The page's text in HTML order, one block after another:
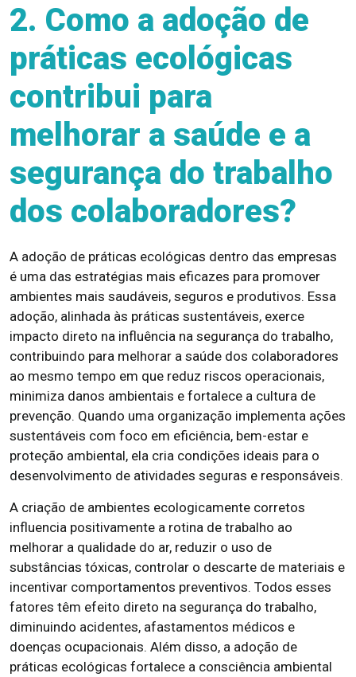
2. Como a adoção de
práticas ecológicas
contribui para
melhorar a saúde e a
segurança do trabalho
dos colaboradores?
A adoção de práticas ecológicas dentro das empresas
é uma das estratégias mais eficazes para promover
ambientes mais saudáveis, seguros e produtivos. Essa
adoção, alinhada às práticas sustentáveis, exerce
impacto direto na influência na segurança do trabalho,
contribuindo para melhorar a saúde dos colaboradores
ao mesmo tempo em que reduz riscos operacionais,
minimiza danos ambientais e fortalece a cultura de
prevenção. Quando uma organização implementa ações
sustentáveis com foco em eficiência, bem-estar e
proteção ambiental, ela cria condições ideais para o
desenvolvimento de atividades seguras e responsáveis.
A criação de ambientes ecologicamente corretos
influencia positivamente a rotina de trabalho ao
melhorar a qualidade do ar, reduzir o uso de
substâncias tóxicas, controlar o descarte de materiais e
incentivar comportamentos preventivos. Todos esses
fatores têm efeito direto na segurança do trabalho,
diminuindo acidentes, afastamentos médicos e
doenças ocupacionais. Além disso, a adoção de
práticas ecológicas fortalece a consciência ambiental